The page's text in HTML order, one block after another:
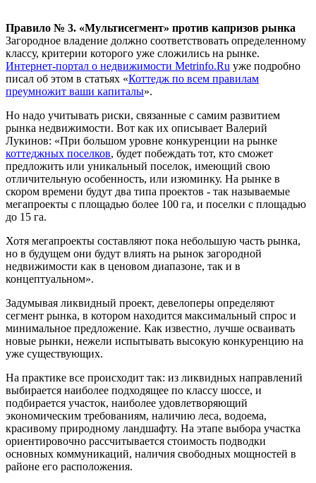
Правило № 3. «Мультисегмент» против капризов рынка
Загородное владение должно соответствовать определенному
классу, критерии которого уже сложились на рынке.
Интернет-портал о недвижимости Metrinfo.Ru уже подробно
писал об этом в статьях «Коттедж по всем правилам
преумножит ваши капиталы».
Но надо учитывать риски, связанные с самим развитием
рынка недвижимости. Вот как их описывает Валерий
Лукинов: «При большом уровне конкуренции на рынке
коттеджных поселков, будет побеждать тот, кто сможет
предложить или уникальный поселок, имеющий свою
отличительную особенность, или изюминку. На рынке в
скором времени будут два типа проектов - так называемые
мегапроекты с площадью более 100 га, и поселки с площадью
до 15 га.
Хотя мегапроекты составляют пока небольшую часть рынка,
но в будущем они будут влиять на рынок загородной
недвижимости как в ценовом диапазоне, так и в
концептуальном».
Задумывая ликвидный проект, девелоперы определяют
сегмент рынка, в котором находится максимальный спрос и
минимальное предложение. Как известно, лучше осваивать
новые рынки, нежели испытывать высокую конкуренцию на
уже существующих.
На практике все происходит так: из ликвидных направлений
выбирается наиболее подходящее по классу шоссе, и
подбирается участок, наиболее удовлетворяющий
экономическим требованиям, наличию леса, водоема,
красивому природному ландшафту. На этапе выбора участка
ориентировочно рассчитывается стоимость подводки
основных коммуникаций, наличия свободных мощностей в
районе его расположения.